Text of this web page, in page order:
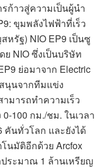
ก้าวสู่ความเป็นผู้นำ
ขุมพลังไฟฟ้าที่เร็ว
รัฐ) NIO EP9 เป็นซู
NIO ซึ่งเป็นบริษัท
ย่อมาจาก Electric
นุนจากทีมแข่ง
มารถทำความเร็ว
100 กม./ชม. ในเวลา
คันทั่วโลก และยังได้
นมัติอีกด้วย Arcfox
ประมาณ 1 ล้านเหรียญ